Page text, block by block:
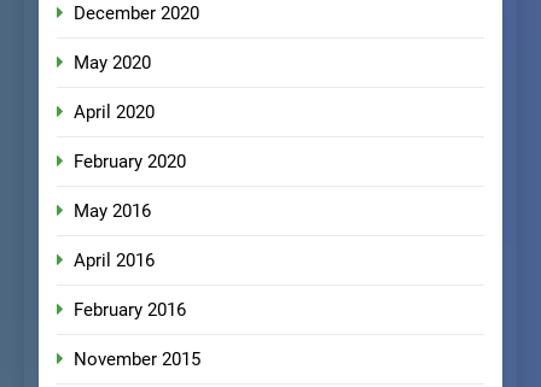
December 2020
May 2020
April 2020
February 2020
May 2016
April 2016
February 2016
November 2015